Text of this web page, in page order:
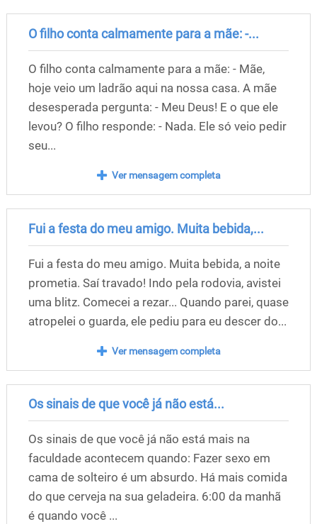
O filho conta calmamente para a mãe: -...
O filho conta calmamente para a mãe: - Mãe,
hoje veio um ladrão aqui na nossa casa. A mãe
desesperada pergunta: - Meu Deus! E o que ele
levou? O filho responde: - Nada. Ele só veio pedir
seu...
Ver mensagem completa
Fui a festa do meu amigo. Muita bebida,...
Fui a festa do meu amigo. Muita bebida, a noite
prometia. Saí travado! Indo pela rodovia, avistei
uma blitz. Comecei a rezar... Quando parei, quase
atropelei o guarda, ele pediu para eu descer do...
Ver mensagem completa
Os sinais de que você já não está...
Os sinais de que você já não está mais na
faculdade acontecem quando: Fazer sexo em
cama de solteiro é um absurdo. Há mais comida
do que cerveja na sua geladeira. 6:00 da manhã
é quando você ...